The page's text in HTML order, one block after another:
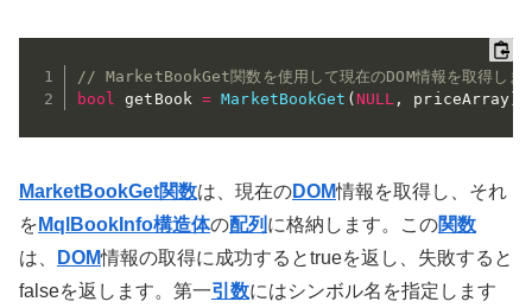
// MarketBookGet関数を使用して現在のDOM情報を取得しま
bool getBook = MarketBookGet ( NULL , priceArray
MarketBookGet関数は、現在のDOM情報を取得し、それ
を MqlBookInfo構造体の配列 に格納します。この関数
は、
DOM情報の取得に成功するとtrueを返し、失敗すると
falseを返します。第一引数にはシンボル名を指定します